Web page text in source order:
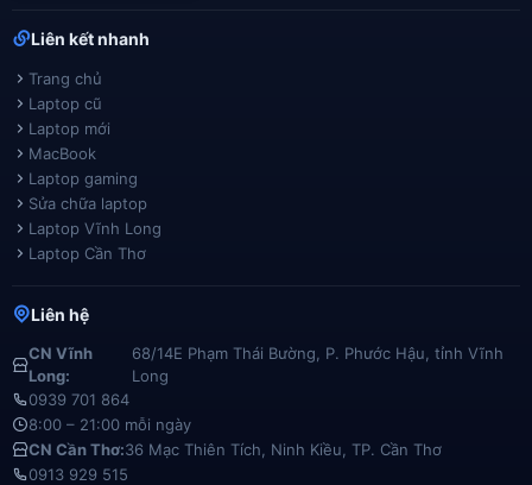
Liên kết nhanh
Trang chủ
Laptop cũ
Laptop mới
MacBook
Laptop gaming
Sửa chữa laptop
Laptop Vĩnh Long
Laptop Cần Thơ
Liên hệ
CN Vĩnh
Long:
68/14E Phạm Thái Bường, P. Phước Hậu, tỉnh Vĩnh
Long
0939 701 864
8:00 – 21:00 mỗi ngày
CN Cần Thơ:36 Mạc Thiên Tích, Ninh Kiều, TP. Cần Thơ
0913 929 515